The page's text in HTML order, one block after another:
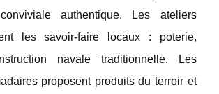
authentique. Les ateliers
les savoir-faire locaux : poterie,
navale traditionnelle. Les
proposent produits du terroir et